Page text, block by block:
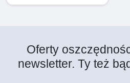
Oferty
newsletter. Ty też